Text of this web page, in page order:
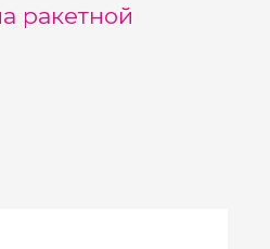
ракетной